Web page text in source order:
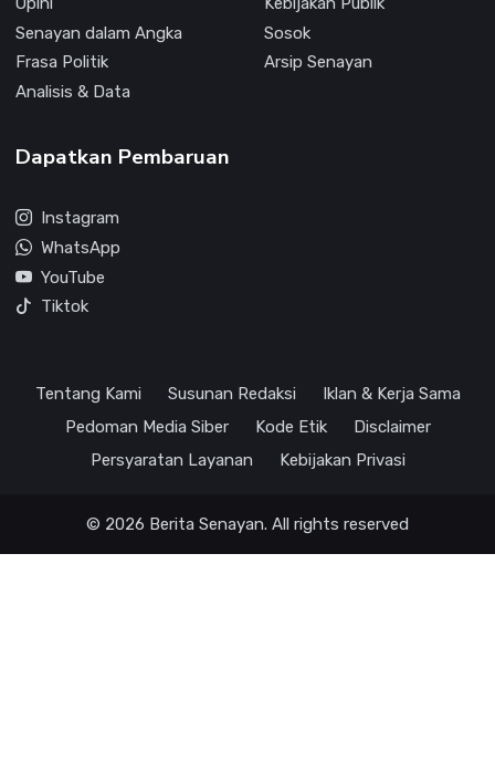
Senayan dalam Angka
Sosok
Frasa Politik
Arsip Senayan
Analisis & Data
Dapatkan Pembaruan
Instagram
WhatsApp
YouTube
Tiktok
Tentang Kami Susunan Redaksi
Iklan & Kerja Sama
Pedoman Media Siber
Kode Etik
Disclaimer
Persyaratan Layanan
Kebijakan Privasi
© 2026 Berita Senayan. All rights reserved